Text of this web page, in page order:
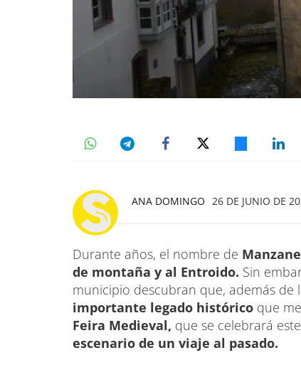
ANA DOMINGO 26 DE JUNIO DE
Durante años, el nombre de
de montaña y al Entroido. Sin
municipio descubran que, además de
importante legado histórico que
Feira Medieval, que se celebrará
escenario de un viaje al pasado.